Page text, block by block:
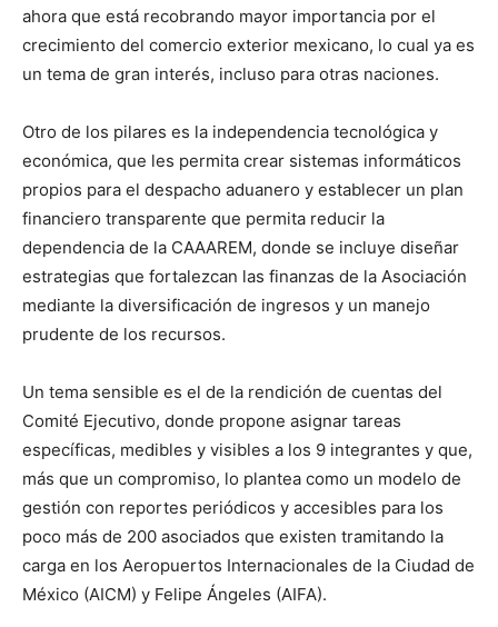
ahora que está recobrando mayor importancia por el
crecimiento del comercio exterior mexicano, lo cual ya es
un tema de gran interés, incluso para otras naciones.
Otro de los pilares es la independencia tecnológica y
económica, que les permita crear sistemas informáticos
propios para el despacho aduanero y establecer un plan
financiero transparente que permita reducir la
dependencia de la CAAAREM, donde se incluye diseñar
estrategias que fortalezcan las finanzas de la Asociación
mediante la diversificación de ingresos y un manejo
prudente de los recursos.
Un tema sensible es el de la rendición de cuentas del
Comité Ejecutivo, donde propone asignar tareas
específicas, medibles y visibles a los 9 integrantes y que,
más que un compromiso, lo plantea como un modelo de
gestión con reportes periódicos y accesibles para los
poco más de 200 asociados que existen tramitando la
carga en los Aeropuertos Internacionales de la Ciudad de
México (AICM) y Felipe Ángeles (AIFA).